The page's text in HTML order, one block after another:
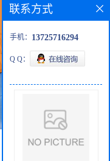
联系方式
手机： 13725716294
Q Q：